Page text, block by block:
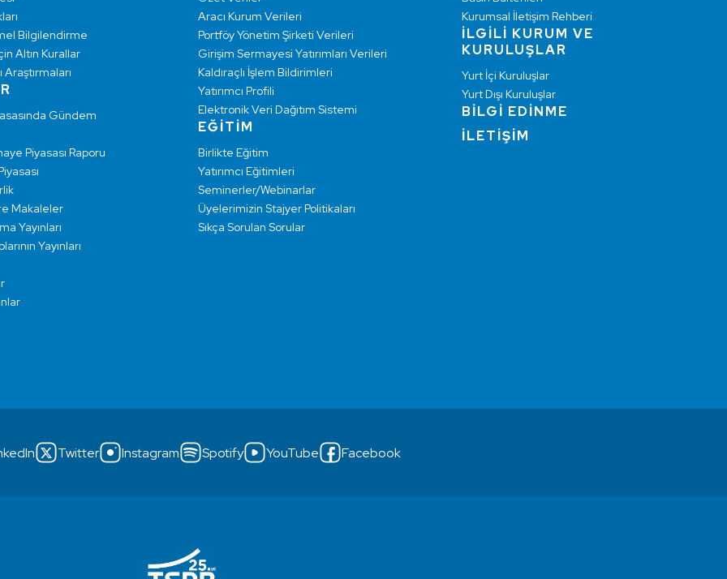
Bilgilendirme
Altın Kurallar
Araştırmaları
Gündem
Piyasası Raporu
Makaleler
Yayınları
Yayınları
Aracı Kurum Verileri
Portföy Yönetim Şirketi Verileri
Girişim Sermayesi Yatırımları Verileri
Kaldıraçlı İşlem Bildirimleri
Yatırımcı Profili
Elektronik Veri Dağıtım Sistemi
EĞİTİM
Birlikte Eğitim
Yatırımcı Eğitimleri
Seminerler/Webinarlar
Üyelerimizin Stajyer Politikaları
Sıkça Sorulan Sorular
Kurumsal İletişim Rehberi
İLGİLİ KURUM VE
KURULUŞLAR
Yurt İçi Kuruluşlar
Yurt Dışı Kuruluşlar
BİLGİ EDİNME
İLETİŞİM
Twitter Instagram Spotify YouTube Facebook